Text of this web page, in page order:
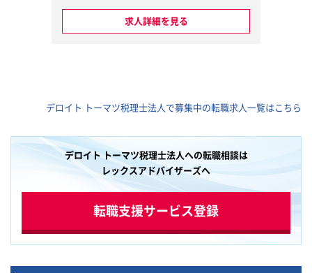
コンサルティング業務
・組織再編・連結納税に係る税務
務コンサルティング業務
・役員・海外出張者等の個人所得
税コンサルティング業務
・法人税申告書の作成又はレビュ
ー業務
・税務調査対応の支援業務
高い専門的知見・経験を保有する
メンバーと協働し、ご自身のスキ
ルや知見を磨ける環境がありま
求人詳細を見る
デロイト トーマツ税理士法人で募集中の転職求人一覧はこちら
デロイト トーマツ税理士法人への転職相談は
レックスアドバイザーズへ
転職支援サービス登録